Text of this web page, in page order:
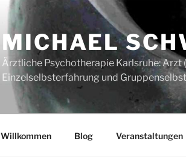
MICHAEL
Ärztliche Psychotherapie Karlsruhe: Arzt
Einzelselbsterfahrung und
Willkommen Blog Veranstaltungen